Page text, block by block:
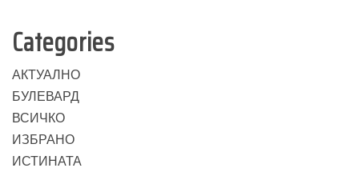
Categories
АКТУАЛНО
БУЛЕВАРД
ВСИЧКО
ИЗБРАНО
ИСТИНАТА